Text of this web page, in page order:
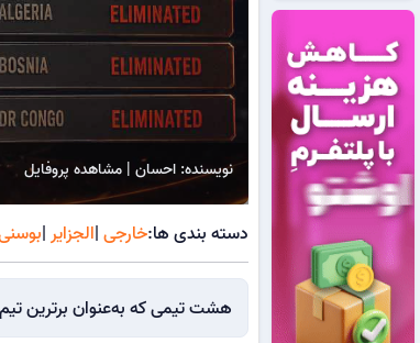
نویسنده: احسان | مشاهده پروفایل
دسته بندی ها:خارجی|الجزایر |
هشت تیمی که به‌عنوان برترین تیم سوم به مرحله